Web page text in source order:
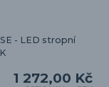
- LED stropní
1 272,00 Kč